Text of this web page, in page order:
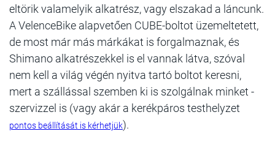
eltörik valamelyik alkatrész, vagy elszakad a láncunk.
A VelenceBike alapvetően CUBE-boltot üzemeltetett,
de most már más márkákat is forgalmaznak, és
Shimano alkatrészekkel is el vannak látva, szóval
nem kell a világ végén nyitva tartó boltot keresni,
mert a szállással szemben ki is szolgálnak minket -
szervizzel is (vagy akár a kerékpáros testhelyzet
pontos beállítását is kérhetjük).